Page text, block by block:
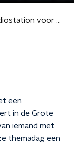
Het radiostation voor Bergeijk
een
in de Grote
iemand met
themadag een